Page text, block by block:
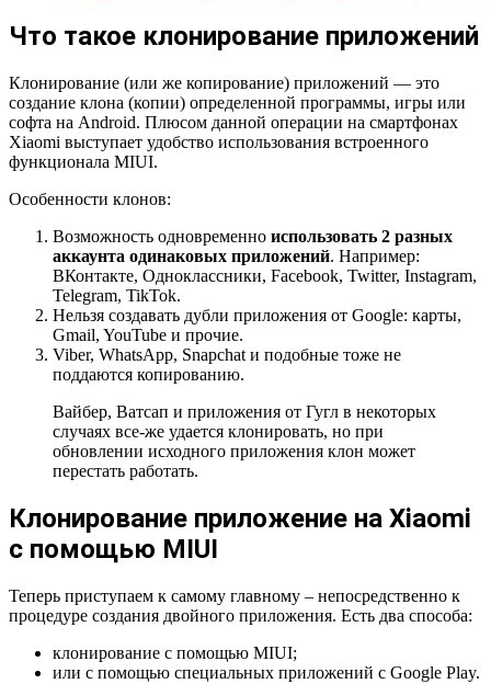
Что такое клонирование приложений
Клонирование (или же копирование) приложений — это
создание клона (копии) определенной программы, игры или
софта на Android. Плюсом данной операции на смартфонах
Xiaomi выступает удобство использования встроенного
функционала MIUI.
Особенности клонов:
Возможность одновременно использовать 2 разных
аккаунта одинаковых приложений. Например:
ВКонтакте, Одноклассники, Facebook, Twitter, Instagram,
Telegram, TikTok.
Нельзя создавать дубли приложения от Google: карты,
Gmail, YouTube и прочие.
Viber, WhatsApp, Snapchat и подобные тоже не
поддаются копированию.
Вайбер, Ватсап и приложения от Гугл в некоторых
случаях все-же удается клонировать, но при
обновлении исходного приложения клон может
перестать работать.
Клонирование приложение на Xiaomi
с помощью MIUI
Теперь приступаем к самому главному – непосредственно к
процедуре создания двойного приложения. Есть два способа:
клонирование с помощью MIUI;
или с помощью специальных приложений с Google Play.